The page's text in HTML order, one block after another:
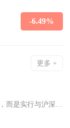
-6.49%
更多 +
北交所交易规则并非T+0，而是实行与沪深A股市场一致的T+1交易制度，这是北京证券交易所自